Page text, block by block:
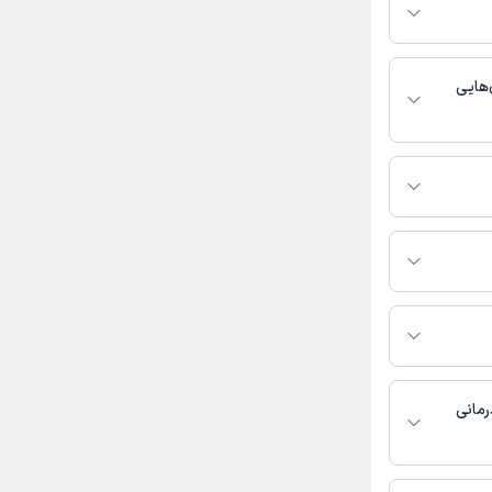
صورت فعال بودن
پزشکی و
و مو فعالیت
بگیرید.
قیصری به شرح زیر